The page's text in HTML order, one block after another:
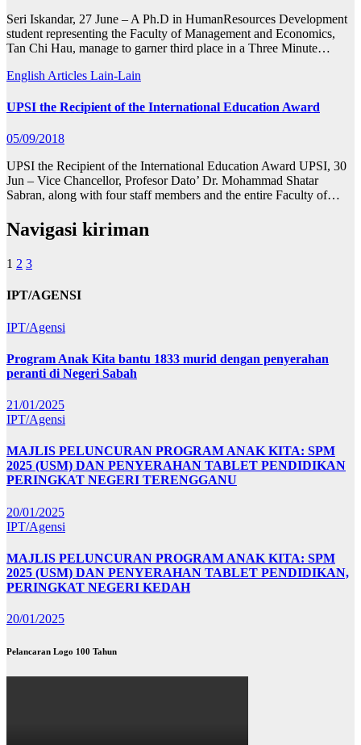
Seri Iskandar, 27 June – A Ph.D in HumanResources Development
student representing the Faculty of Management and Economics,
Tan Chi Hau, manage to garner third place in a Three Minute…
English Articles Lain-Lain
UPSI the Recipient of the International Education Award
05/09/2018
UPSI the Recipient of the International Education Award UPSI, 30
Jun – Vice Chancellor, Profesor Dato’ Dr. Mohammad Shatar
Sabran, along with four staff members and the entire Faculty of…
Navigasi kiriman
1 2 3
IPT/AGENSI
IPT/Agensi
Program Anak Kita bantu 1833 murid dengan penyerahan
peranti di Negeri Sabah
21/01/2025
IPT/Agensi
MAJLIS PELUNCURAN PROGRAM ANAK KITA: SPM
2025 (USM) DAN PENYERAHAN TABLET PENDIDIKAN
PERINGKAT NEGERI TERENGGANU
20/01/2025
IPT/Agensi
MAJLIS PELUNCURAN PROGRAM ANAK KITA: SPM
2025 (USM) DAN PENYERAHAN TABLET PENDIDIKAN,
PERINGKAT NEGERI KEDAH
20/01/2025
Pelancaran Logo 100 Tahun